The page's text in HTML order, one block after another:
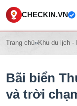
CHECKIN.VN
Trang chủ»Khu du lịch -
Bãi biển
và trời